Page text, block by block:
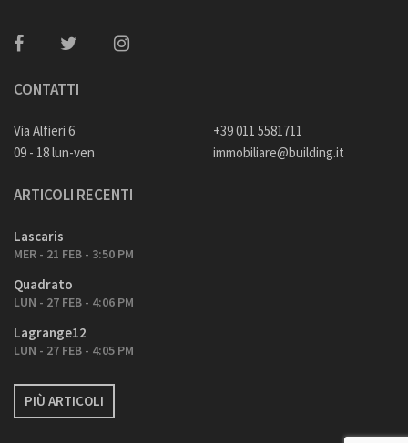
CONTATTI
Via Alfieri 6
09 - 18 lun-ven
+39 011 5581711
immobiliare@building.it
ARTICOLI RECENTI
Lascaris
MER - 21 FEB - 3:50 PM
Quadrato
LUN - 27 FEB - 4:06 PM
Lagrange12
LUN - 27 FEB - 4:05 PM
PIÙ ARTICOLI